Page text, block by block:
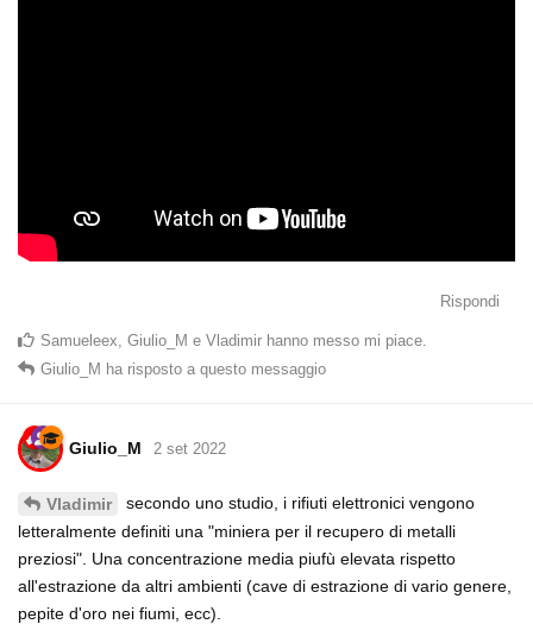
Rispondi
Samueleex, Giulio_M e Vladimir hanno messo mi piace.
Giulio_M ha risposto a questo messaggio
Giulio_M 2 set 2022
Vladimir
secondo uno studio, i rifiuti elettronici vengono
letteralmente definiti una "miniera per il recupero di metalli
preziosi". Una concentrazione media piufù elevata rispetto
all'estrazione da altri ambienti (cave di estrazione di vario genere,
pepite d'oro nei fiumi, ecc).